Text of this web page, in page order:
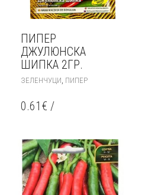
ПИПЕР
ДЖУЛЮНСКА
ШИПКА 2ГР.
ЗЕЛЕНЧУЦИ ПИПЕР
0.61 € /